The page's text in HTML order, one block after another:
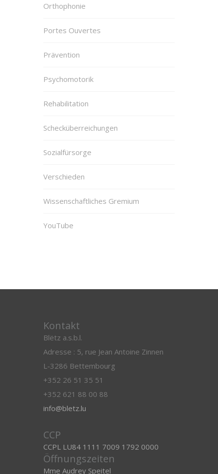
Orthophonie
Portes Ouvertes
Prävention
Psychomotorik
Rehabilitation
Schecküberreichungen
Sozialfürsorge
Verschieden
Wissenschaftliches Gremium
YouTube
Kontakt
Blëtz a.s.b.l.
Adresse : 5, rue Jean Antoine Zinnen
L-3286 Bettembourg
+352 26 51 35 51
+352 621 88 00 88
info@bletz.lu
CCP
CCPL LU84 1111 7009 1792 0000
Öffnungszeiten
Mme Audrey Speitel